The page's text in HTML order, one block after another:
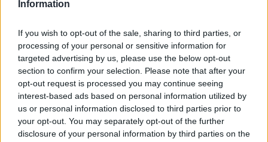
Information
If you wish to opt-out of the sale, sharing to third parties, or
processing of your personal or sensitive information for
targeted advertising by us, please use the below opt-out
section to confirm your selection. Please note that after your
opt-out request is processed you may continue seeing
interest-based ads based on personal information utilized by
us or personal information disclosed to third parties prior to
your opt-out. You may separately opt-out of the further
disclosure of your personal information by third parties on the
Përplasja Madrid-Romë
për emigrantët në Ceuta,
kontrollet kufitare
pezullojnë përkohësisht
Shengenin
Balliu denoncon projektin
“Smart City”: Fatura kaloi
nga 60 në 118.5 mln euro,
SHBA ka ngritur
shqetësime për Presight
AI dhe lidhjet e dyshuara